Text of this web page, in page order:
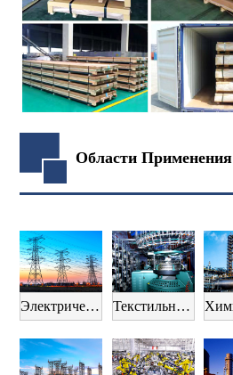
Области Применения
Электрическое оборудование Текстильная промышленность